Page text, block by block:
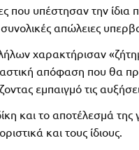
που υπέστησαν την ίδια
απώλειες
χαρακτήρισαν
απόφαση που θα
εμπαιγμό τις
και το αποτέλεσμά της
και τους ίδιους.